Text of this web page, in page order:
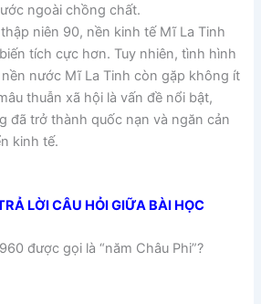
ngoài chồng chất.
niên 90, nền kinh tế Mĩ La Tinh
tích cực hơn. Tuy nhiên, tình hình
nước Mĩ La Tinh còn gặp không ít
thuẫn xã hội là vấn đề nổi bật,
đã trở thành quốc nạn và ngăn cản
kinh tế.
LỜI CÂU HỎI GIỮA BÀI HỌC
được gọi là “năm Châu Phi”?